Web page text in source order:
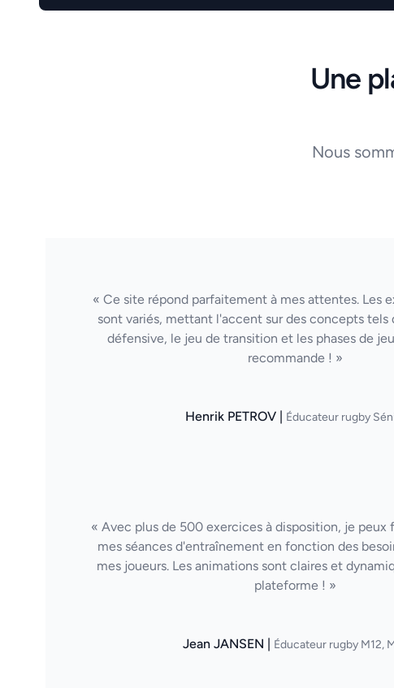
Une
Nous
« Ce site répond parfaitement à mes attentes. Les
sont variés, mettant l'accent sur des concepts tels
défensive, le jeu de transition et les phases de
recommande ! »
Henrik PETROV | Éducateur rugby
« Avec plus de 500 exercices à disposition, je peux
mes séances d'entraînement en fonction des
mes joueurs. Les animations sont claires et
plateforme ! »
Jean JANSEN | Éducateur rugby M12,